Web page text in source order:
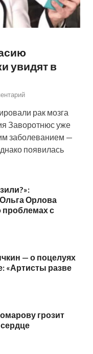
увидят в
рак мозга
Заворотнюс уже
заболеванием —
появилась
Орлова
проблемах с
— о поцелуях
«Артисты разве
грозит